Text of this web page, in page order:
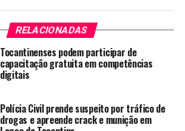
RELACIONADAS
Tocantinenses podem participar de
capacitação gratuita em competências
digitais
Polícia Civil prende suspeito por tráfico de
drogas e apreende crack e munição em